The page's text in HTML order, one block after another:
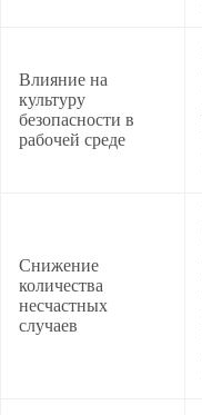
Влияние на
культуру
безопасности в
рабочей среде
Снижение
количества
несчастных
случаев